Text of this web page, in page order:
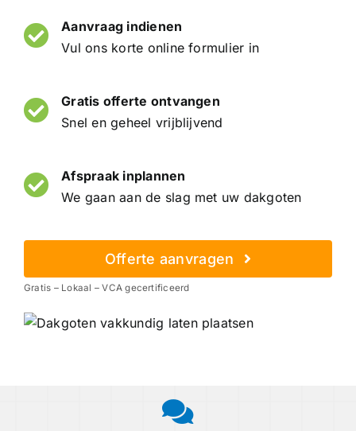
Aanvraag indienen
Vul ons korte online formulier in
Gratis offerte ontvangen
Snel en geheel vrijblijvend
Afspraak inplannen
We gaan aan de slag met uw dakgoten
Offerte aanvragen
Gratis – Lokaal – VCA gecertificeerd